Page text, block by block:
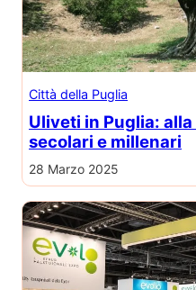
Città della Puglia
Uliveti in Puglia:
secolari e millenari
28 Marzo 2025